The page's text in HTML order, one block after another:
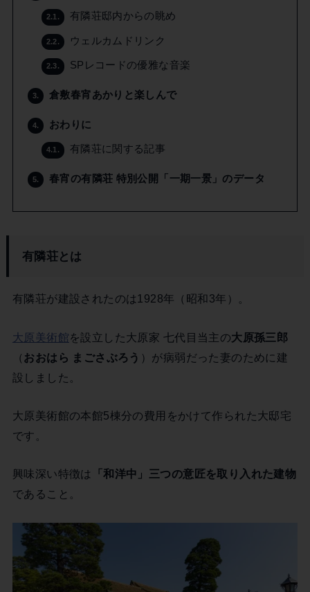
2.1. 有隣荘邸内からの眺め
2.2. ウェルカムドリンク
2.3. SPレコードの優雅な音楽
3. 倉敷春宵あかりと楽しんで
4. おわりに
4.1. 有隣荘に関する記事
5. 春宵の有隣荘 特別公開「一期一景」のデータ
有隣荘とは
有隣荘が建設されたのは1928年（昭和3年）。
大原美術館を設立した大原家 七代目当主の大原孫三郎
（ おおはら まごさぶろう ）が病弱だった妻のために建
設しました。
大原美術館の本館5棟分の費用をかけて作られた大邸宅
です。
興味深い特徴は
「和洋中」三つの意匠を取り入れた建物
であること。